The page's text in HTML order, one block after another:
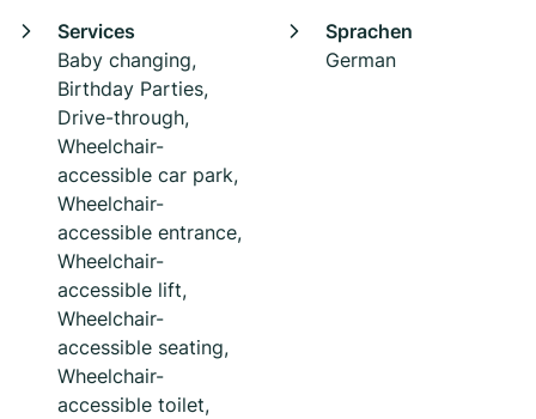
Services
Baby changing,
Birthday Parties,
Drive-through,
Wheelchair-
accessible car park,
Wheelchair-
accessible entrance,
Wheelchair-
accessible lift,
Wheelchair-
accessible seating,
Wheelchair-
accessible toilet,
Sprachen
German